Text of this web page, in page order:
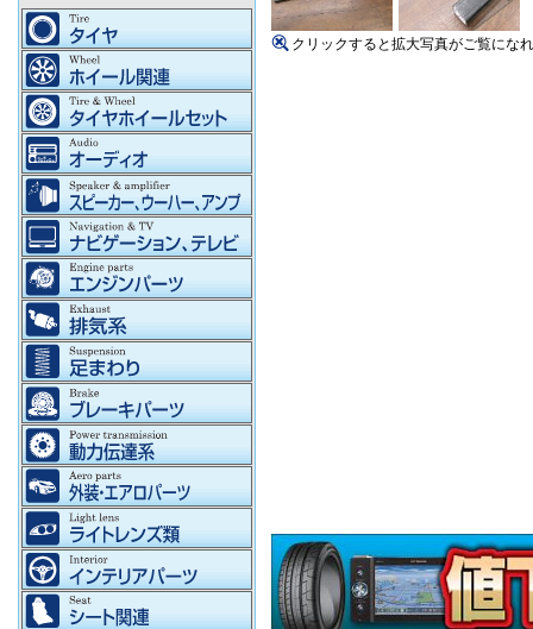
クリックすると拡大写真がご覧にな